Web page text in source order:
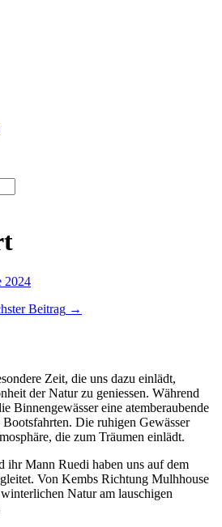
2024
Beitrag →
Zeit, die uns dazu einlädt,
der Natur zu geniessen. Während
Binnengewässer eine atemberaubende
Die ruhigen Gewässer
die zum Träumen einlädt.
ihr Mann Ruedi haben uns auf dem
Von Kembs Richtung Mulhhouse
Natur am lauschigen